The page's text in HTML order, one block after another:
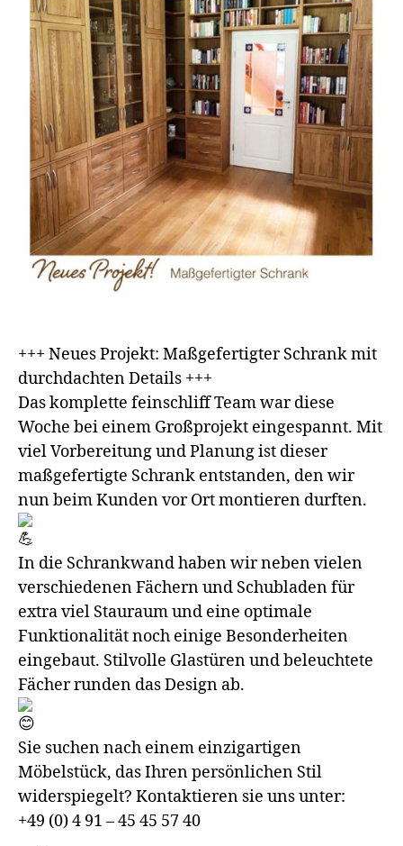
+++ Neues Projekt: Maßgefertigter Schrank mit
durchdachten Details +++
Das komplette feinschliff Team war diese
Woche bei einem Großprojekt eingespannt. Mit
viel Vorbereitung und Planung ist dieser
maßgefertigte Schrank entstanden, den wir
nun beim Kunden vor Ort montieren durften.
In die Schrankwand haben wir neben vielen
verschiedenen Fächern und Schubladen für
extra viel Stauraum und eine optimale
Funktionalität noch einige Besonderheiten
eingebaut. Stilvolle Glastüren und beleuchtete
Fächer runden das Design ab.
Sie suchen nach einem einzigartigen
Möbelstück, das Ihren persönlichen Stil
widerspiegelt? Kontaktieren sie uns unter:
+49 (0) 4 91 – 45 45 57 40